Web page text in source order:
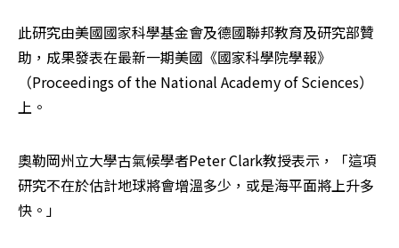
此研究由美國國家科學基金會及德國聯邦教育及研究部贊
助，成果發表在最新一期美國《國家科學院學報》
（Proceedings of the National Academy of Sciences）
上。
奧勒岡州立大學古氣候學者Peter Clark教授表示，「這項
研究不在於估計地球將會增溫多少，或是海平面將上升多
快。」